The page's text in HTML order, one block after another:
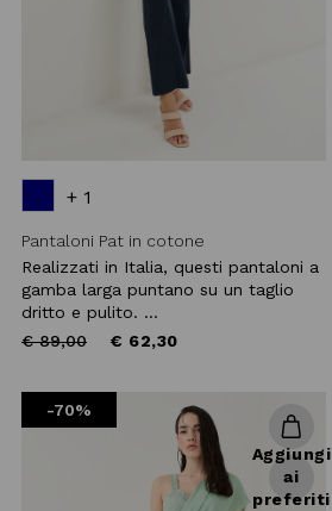
+ 1
Pantaloni Pat in cotone
Realizzati in Italia, questi pantaloni a
gamba larga puntano su un taglio
dritto e pulito. ...
Price
€ 89,00to € 62,30
-70%
Aggiungi
ai
preferiti